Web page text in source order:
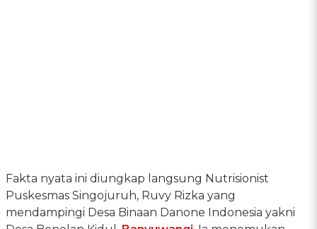
Fakta nyata ini diungkap langsung Nutrisionist
Puskesmas Singojuruh, Ruvy Rizka yang
mendampingi Desa Binaan Danone Indonesia yakni